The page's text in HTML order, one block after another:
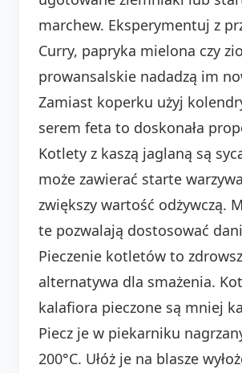
marchew. Eksperymentuj z
Curry, papryka mielona czy
prowansalskie nadadzą im
Zamiast koperku użyj
serem feta to doskonała
Kotlety z kaszą jaglaną są
może zawierać starte
zwiększy wartość odżywczą.
te pozwalają dostosować
Pieczenie kotletów to
alternatywa dla smażenia.
kalafiora pieczone są mniej
Piecz je w piekarniku
200°C. Ułóż je na blasze